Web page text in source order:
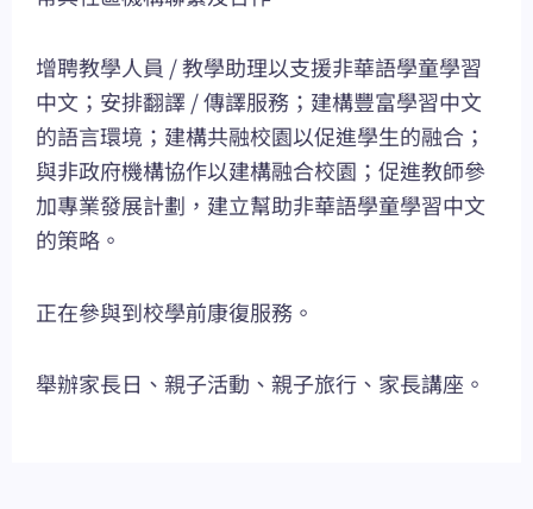
增聘教學人員 / 教學助理以支援非華語學童學習
中文；安排翻譯 / 傳譯服務；建構豐富學習中文
的語言環境；建構共融校園以促進學生的融合；
與非政府機構協作以建構融合校園；促進教師參
加專業發展計劃，建立幫助非華語學童學習中文
的策略。
正在參與到校學前康復服務。
舉辦家長日、親子活動、親子旅行、家長講座。